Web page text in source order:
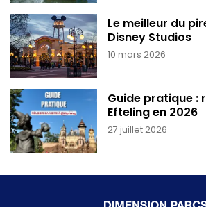
10 mars 2026
Le meilleur du
Disney Studios
27 juillet 2026
Guide pratique :
Efteling en 2026